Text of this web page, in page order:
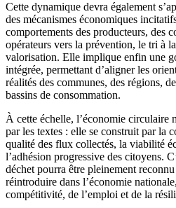
Cette dynamique devra également
des mécanismes économiques
comportements des producteurs, des
opérateurs vers la prévention, le tri à
valorisation. Elle implique enfin une
intégrée, permettant d’aligner les
réalités des communes, des régions,
bassins de consommation.
À cette échelle, l’économie circulaire
par les textes : elle se construit par la
qualité des flux collectés, la viabilité
l’adhésion progressive des citoyens.
déchet pourra être pleinement
réintroduire dans l’économie
compétitivité, de l’emploi et de la